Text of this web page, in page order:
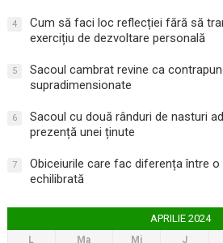
4
Cum să faci loc reflecției fără să
exercițiu de dezvoltare personală
5
Sacoul cambrat revine ca
supradimensionate
6
Sacoul cu două rânduri de nasturi
prezență unei ținute
7
Obiceiurile care fac diferența între
echilibrată
APRILIE 2024
L Ma Mi J